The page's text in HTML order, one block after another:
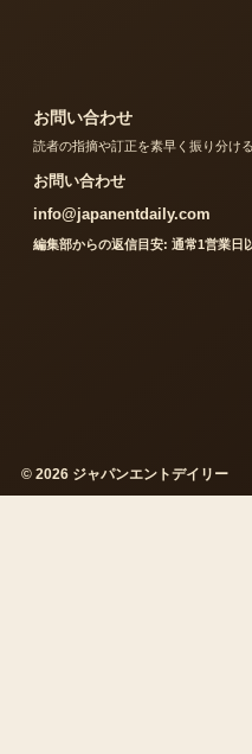
お問い合わせ
読者の指摘や訂正を素早く振り分け
お問い合わせ
info@japanentdaily.com
編集部からの返信目安: 通常1営業日
© 2026 ジャパンエントデイリー